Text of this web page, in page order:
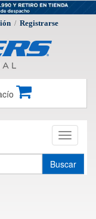
/ Registrarse
Toggle
Buscar